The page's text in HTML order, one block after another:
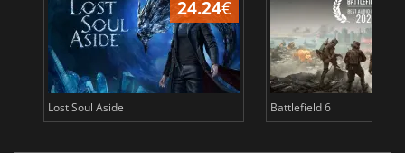
24.24€
Lost Soul Aside Battlefield 6